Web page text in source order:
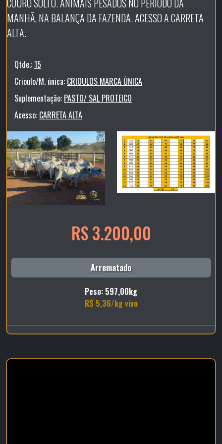
COURO SOLTO. ANIMAIS PESADOS NO PERÍODO DA
MANHÃ, NA BALANÇA DA FAZENDA. ACESSO A CARRETA
ALTA.
Qtde.:15
Crioulo/M. única: CRIOULOS MARCA ÙNICA
Suplementação: PASTO/ SAL PROTEICO
Acesso: CARRETA ALTA
R$ 3.200,00
Arrematado
Peso: 597,00kg
R$ 5,36/kg vivo